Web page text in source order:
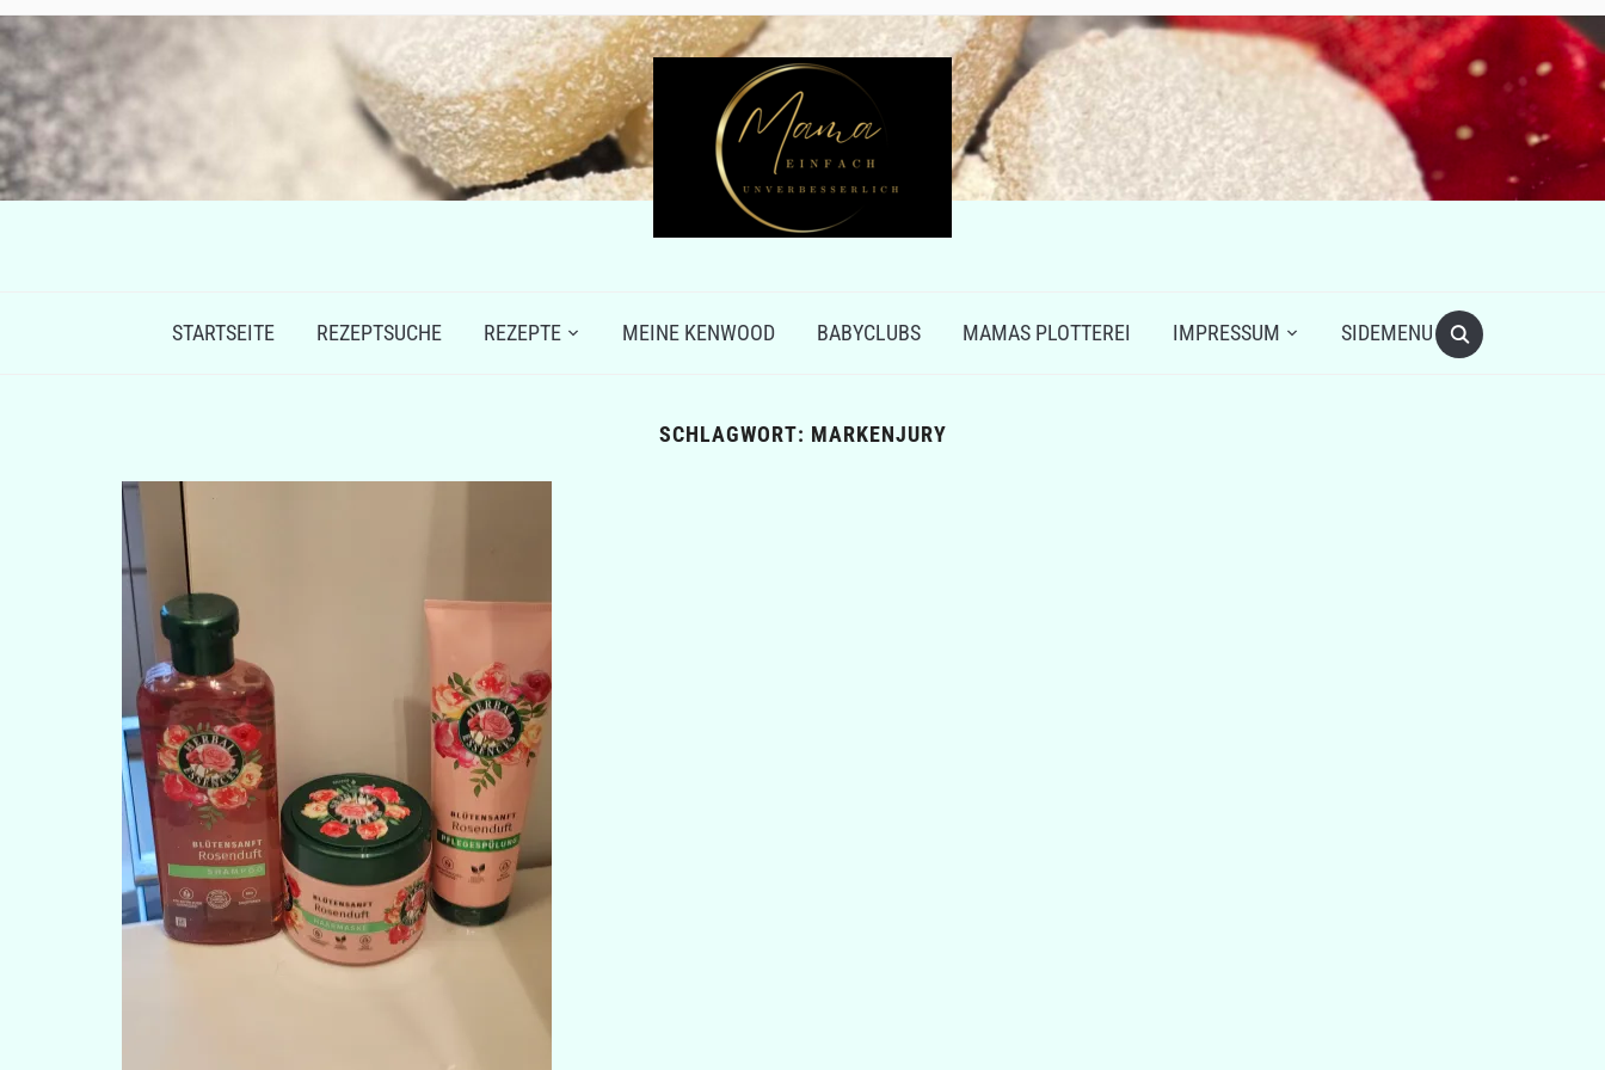
STARTSEITE REZEPTSUCHE REZEPTE MEINE KENWOOD BABYCLUBS MAMAS PLOTTEREI IMPRESSUM SIDEMENU
SCHLAGWORT: MARKENJURY